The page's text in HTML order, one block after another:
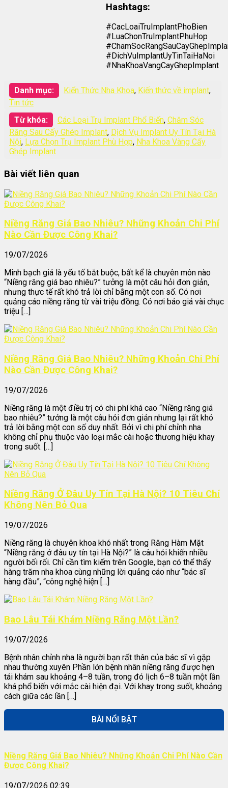
Hashtags:
#CacLoaiTruImplantPhoBien
#LuaChonTruImplantPhuHop
#DichVuImplantUyTinTaiHaNoi
#NhaKhoaVangCayGhepImplant
Danh mục: Kiến Thức Nha Khoa, Kiến thức về implant,
Tin tức
Từ khóa:
Các Loại Trụ Implant Phổ Biến, Chăm Sóc
Răng Sau Cấy Ghép Implant, Dịch Vụ Implant Uy Tín Tại Hà
Nội, Lựa Chọn Trụ Implant Phù Hợp, Nha Khoa Vàng Cấy
Ghép Implant
Bài viết liên quan
Niềng Răng Giá Bao Nhiêu? Những Khoản Chi Phí
Nào Cần Được Công Khai?
19/07/2026
Minh bạch giá là yếu tố bắt buộc, bất kể là chuyên môn nào
“Niềng răng giá bao nhiêu?” tưởng là một câu hỏi đơn giản,
nhưng thực tế rất khó trả lời chỉ bằng một con số. Có nơi
quảng cáo niềng răng từ vài triệu đồng. Có nơi báo giá vài chục
triệu […]
Niềng Răng Giá Bao Nhiêu? Những Khoản Chi Phí
Nào Cần Được Công Khai?
19/07/2026
Niềng răng là một điều trị có chi phí khá cao “Niềng răng giá
bao nhiêu?” tưởng là một câu hỏi đơn giản nhưng lại rất khó
trả lời bằng một con số duy nhất. Bởi vì chi phí chỉnh nha
không chỉ phụ thuộc vào loại mắc cài hoặc thương hiệu khay
trong suốt. […]
Niềng Răng Ở Đâu Uy Tín Tại Hà Nội? 10 Tiêu Chí
Không Nên Bỏ Qua
19/07/2026
Niềng răng là chuyên khoa khó nhất trong Răng Hàm Mặt
“Niềng răng ở đâu uy tín tại Hà Nội?” là câu hỏi khiến nhiều
người bối rối. Chỉ cần tìm kiếm trên Google, bạn có thể thấy
hàng trăm nha khoa cùng những lời quảng cáo như “bác sĩ
hàng đầu”, “công nghệ hiện […]
Bao Lâu Tái Khám Niềng Răng Một Lần?
19/07/2026
Bệnh nhân chỉnh nha là người bạn rất thân của bác sĩ vì gặp
nhau thường xuyên Phần lớn bệnh nhân niềng răng được hẹn
tái khám sau khoảng 4–8 tuần, trong đó lịch 6–8 tuần một lần
khá phổ biến với mắc cài hiện đại. Với khay trong suốt, khoảng
cách giữa các lần […]
BÀI NỔI BẬT
Niềng Răng Giá Bao Nhiêu? Những Khoản Chi Phí Nào Cần
Được Công Khai?
19/07/2026 02:39